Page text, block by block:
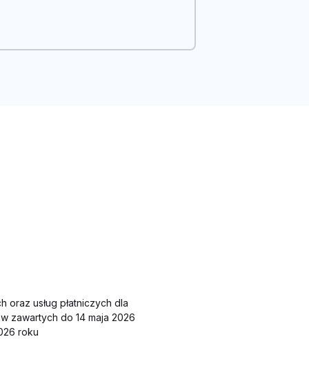
oraz usług płatniczych dla
zawartych do 14 maja 2026
roku